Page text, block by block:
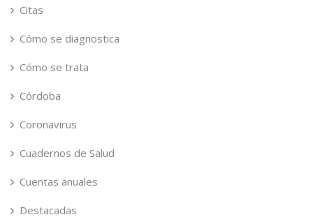
Citas
Cómo se diagnostica
Cómo se trata
Córdoba
Coronavirus
Cuadernos de Salud
Cuentas anuales
Destacadas